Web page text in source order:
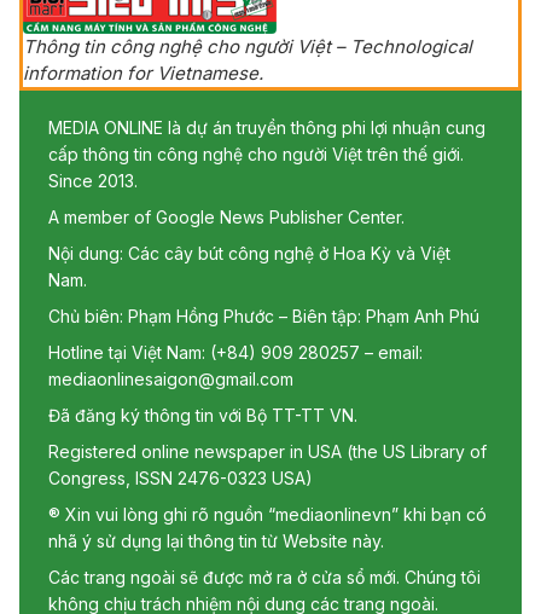
Thông tin công nghệ cho người Việt – Technological
information for Vietnamese.
MEDIA ONLINE là dự án truyền thông phi lợi nhuận cung
cấp thông tin công nghệ cho người Việt trên thế giới.
Since 2013.
A member of Google News Publisher Center.
Nội dung: Các cây bút công nghệ ở Hoa Kỳ và Việt
Nam.
Chủ biên: Phạm Hồng Phước – Biên tập: Phạm Anh Phú
Hotline tại Việt Nam: (+84) 909 280257 – email:
mediaonlinesaigon@gmail.com
Đã đăng ký thông tin với Bộ TT-TT VN.
Registered online newspaper in USA (the US Library of
Congress, ISSN 2476-0323 USA)
® Xin vui lòng ghi rõ nguồn “mediaonlinevn” khi bạn có
nhã ý sử dụng lại thông tin từ Website này.
Các trang ngoài sẽ được mở ra ở cửa sổ mới. Chúng tôi
không chịu trách nhiệm nội dung các trang ngoài.